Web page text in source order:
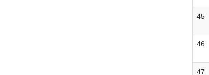
45
46
47